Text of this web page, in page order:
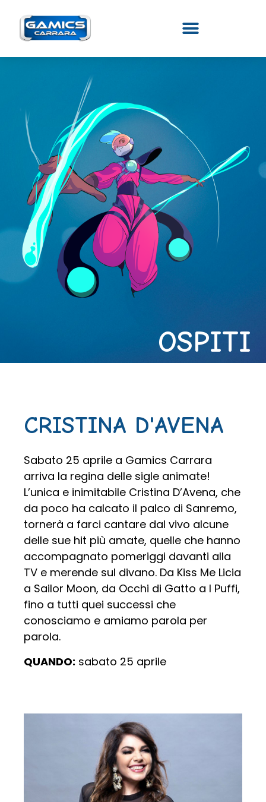
OSPITI
CRISTINA D'AVENA
Sabato 25 aprile a Gamics Carrara
arriva la regina delle sigle animate!
L’unica e inimitabile Cristina D’Avena, che
da poco ha calcato il palco di Sanremo,
tornerà a farci cantare dal vivo alcune
delle sue hit più amate, quelle che hanno
accompagnato pomeriggi davanti alla
TV e merende sul divano. Da Kiss Me Licia
a Sailor Moon, da Occhi di Gatto a I Puffi,
fino a tutti quei successi che
conosciamo e amiamo parola per
parola.
QUANDO: sabato 25 aprile